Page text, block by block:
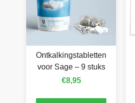
Ontkalkingstabletten
voor Sage – 9 stuks
€8,95